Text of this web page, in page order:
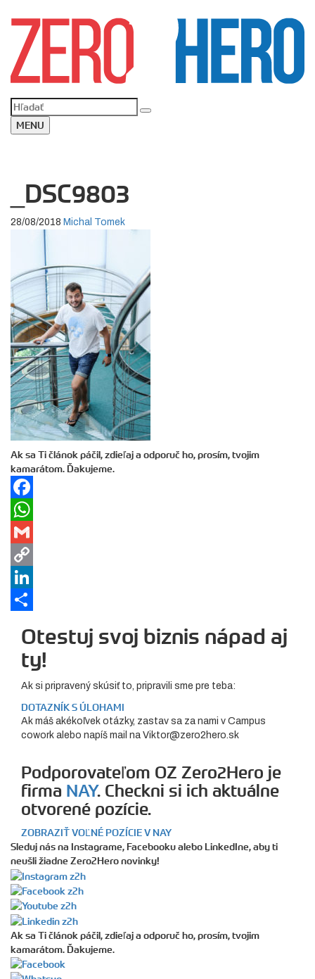
MENU
_DSC9803
28/08/2018 Michal Tomek
Ak sa Ti článok páčil, zdieľaj a odporuč ho, prosím, tvojim
kamarátom. Ďakujeme.
Facebook
WhatsApp
Gmail
Copy
Link
LinkedIn
Otestuj svoj biznis nápad aj
ty!
Ak si pripravený skúsiť to, pripravili sme pre teba:
DOTAZNÍK S ÚLOHAMI
Ak máš akékoľvek otázky, zastav sa za nami v Campus
cowork alebo napíš mail na Viktor@zero2hero.sk
Podporovateľom OZ Zero2Hero je
firma NAY. Checkni si ich aktuálne
otvorené pozície.
ZOBRAZIŤ VOĽNÉ POZÍCIE V NAY
Sleduj nás na Instagrame, Facebooku alebo LinkedIne, aby ti
neušli žiadne Zero2Hero novinky!
Ak sa Ti článok páčil, zdieľaj a odporuč ho, prosím, tvojim
kamarátom. Ďakujeme.